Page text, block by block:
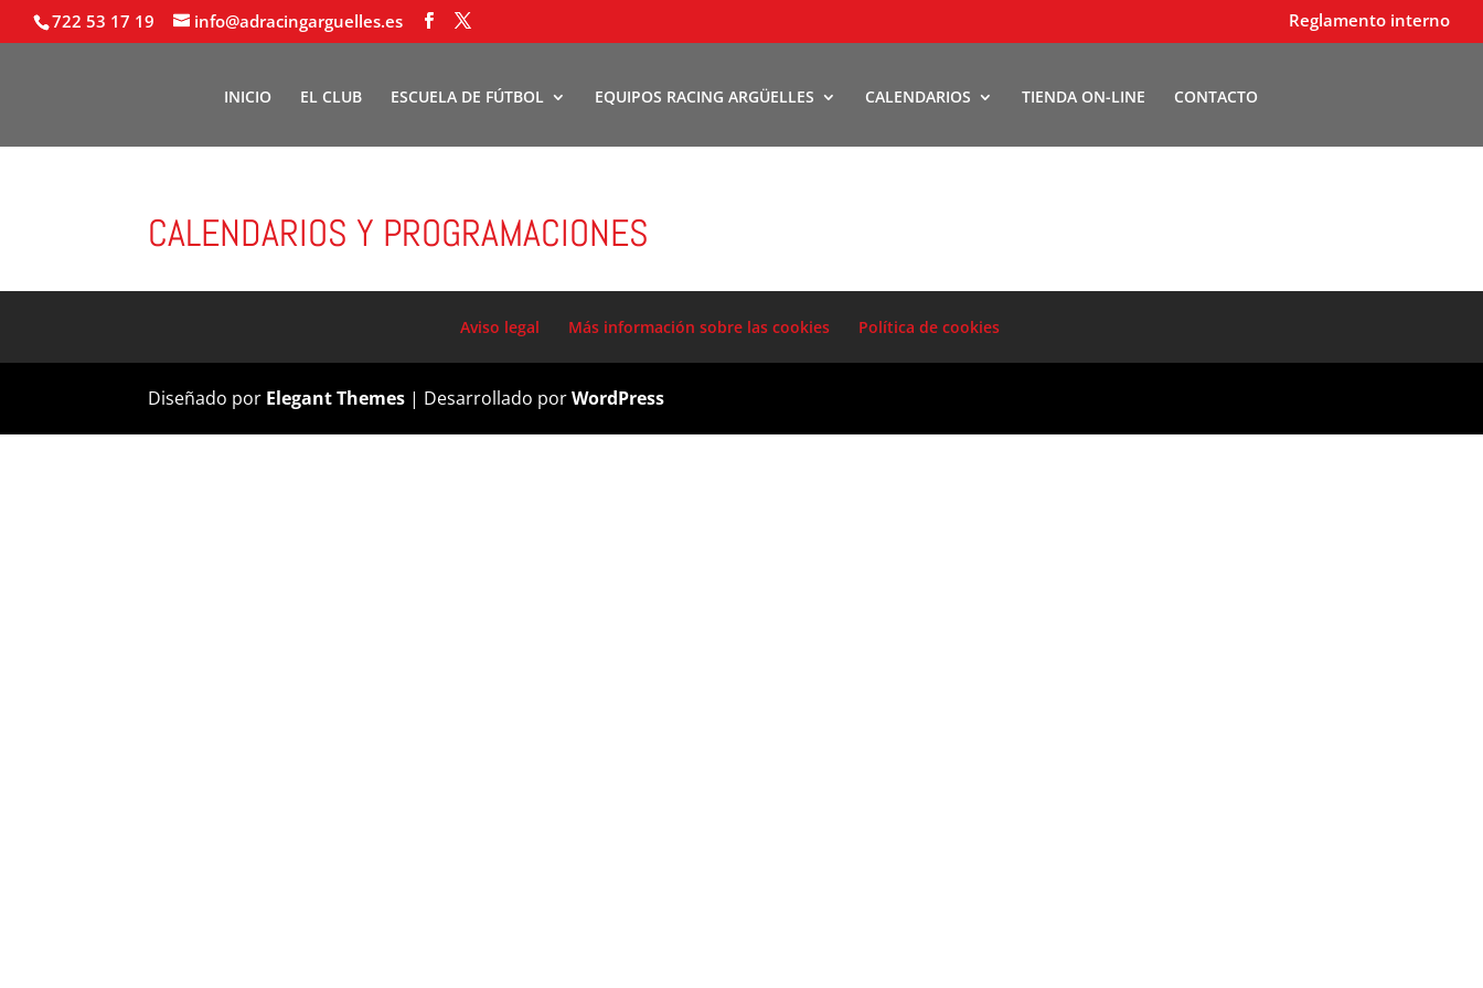
722 53 17 19 info@adracingarguelles.es Reglamento interno
INICIO EL CLUB ESCUELA DE FÚTBOL EQUIPOS RACING ARGÜELLES CALENDARIOS TIENDA ON-LINE CONTACTO
CALENDARIOS Y PROGRAMACIONES
Aviso legal Más información sobre las cookies Política de cookies
Diseñado por Elegant Themes | Desarrollado porWordPress